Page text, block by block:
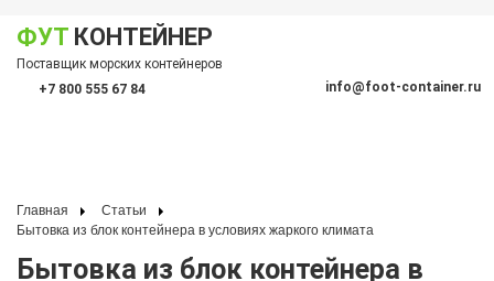
ФУТ КОНТЕЙНЕР
Поставщик морских контейнеров
+7 800 555 67 84
info@foot-container.ru
Главная
Статьи
Бытовка из блок контейнера в условиях жаркого климата
Бытовка из блок контейнера в
меню